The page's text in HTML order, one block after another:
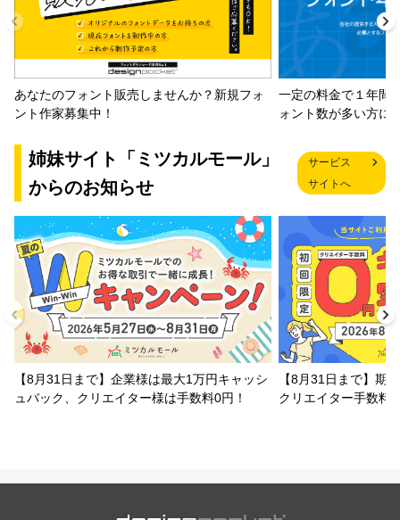
あなたのフォント販売しませんか？新規フォ
ント作家募集中！
一定の料金で１年間
ォント数が多い方に
姉妹サイト「ミツカルモール」
からのお知らせ
サービス
サイトへ
【8月31日まで】企業様は最大1万円キャッシ
ュバック、クリエイター様は手数料0円！
【8月31日まで】期
クリエイター手数料